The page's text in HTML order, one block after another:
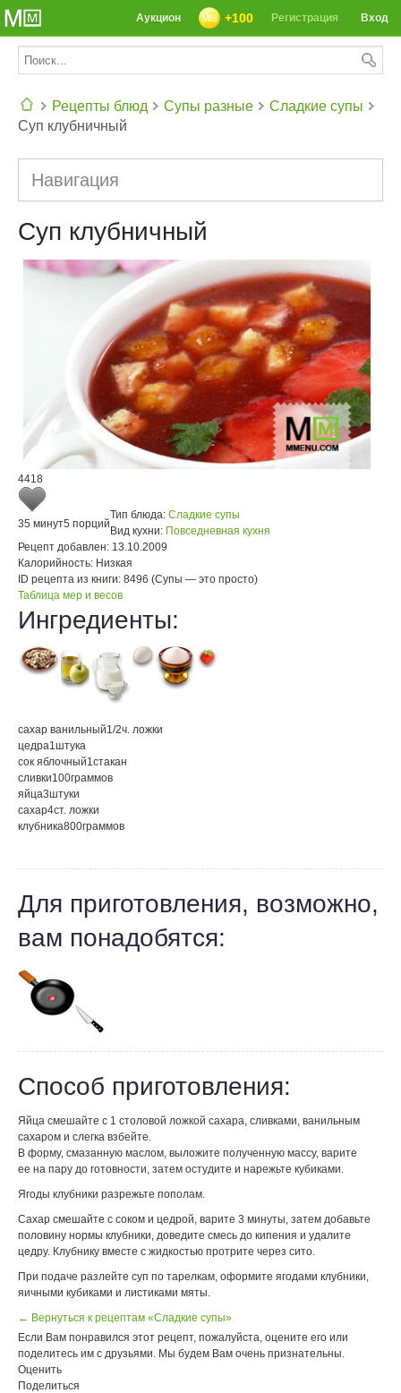
Вход
Регистрация
+100
Аукцион
Рецепты блюд Супы разные
Сладкие супы
Суп клубничный
Навигация
Суп клубничный
4418
35 минут5 порций
Тип блюда: Сладкие супы
Вид кухни: Повседневная кухня
Рецепт добавлен: 13.10.2009
Калорийность: Низкая
ID рецепта из книги: 8496 (Супы — это просто)
Таблица мер и весов
Ингредиенты:
сахар ванильный1/2ч. ложки
цедра1 штука
сок яблочный1 стакан
сливки100граммов
яйца3штуки
сахар4ст. ложки
клубника800граммов
Для приготовления, возможно,
вам понадобятся:
Способ приготовления:
Яйца смешайте с 1 столовой ложкой сахара, сливками, ванильным
сахаром и слегка взбейте.
В форму, смазанную маслом, выложите полученную массу, варите
ее на пару до готовности, затем остудите и нарежьте кубиками.
Ягоды клубники разрежьте пополам.
Сахар смешайте с соком и цедрой, варите 3 минуты, затем добавьте
половину нормы клубники, доведите смесь до кипения и удалите
цедру. Клубнику вместе с жидкостью протрите через сито.
При подаче разлейте суп по тарелкам, оформите ягодами клубники,
яичными кубиками и листиками мяты.
← Вернуться к рецептам «Сладкие супы»
Если Вам понравился этот рецепт, пожалуйста, оцените его или
поделитесь им с друзьями. Мы будем Вам очень признательны.
Оценить
Поделиться